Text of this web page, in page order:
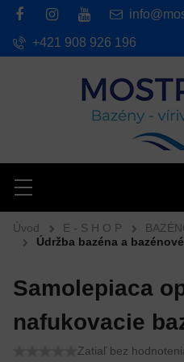
Hľadať
Menu
+421 908 926 196
Úvod E - S H O P
Údržba bazéna a
Samolepiaca
nafukovacie
Zatiaľ bez